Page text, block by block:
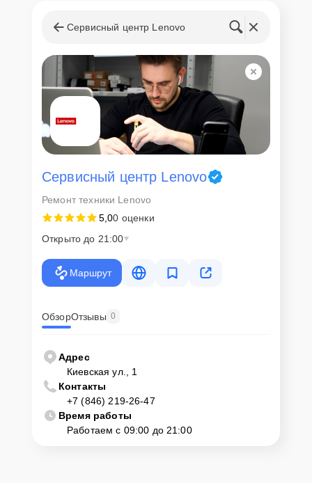
Сервисный центр Lenovo
Сервисный центр Lenovo
Ремонт техники Lenovo
5,00 оценки
Открыто до 21:00
Маршрут
ОбзорОтзывы 0
Адрес
Киевская ул., 1
Контакты
+7 (846) 219-26-47
Время работы
Работаем с 09:00 до 21:00